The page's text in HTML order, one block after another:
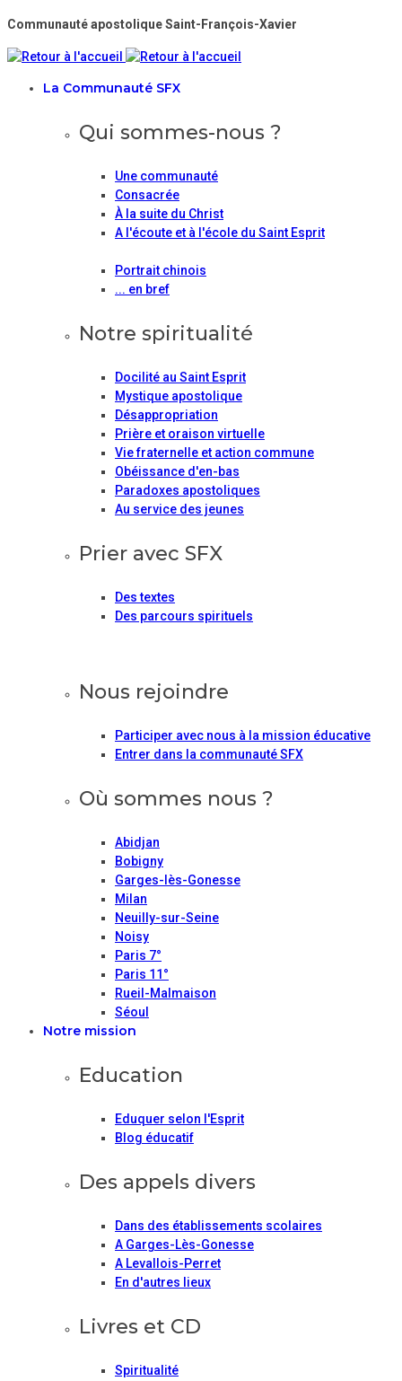
Communauté apostolique Saint-François-Xavier
La Communauté SFX
Qui sommes-nous ?
Une communauté
Consacrée
À la suite du Christ
A l'écoute et à l'école du Saint Esprit
Portrait chinois
... en bref
Notre spiritualité
Docilité au Saint Esprit
Mystique apostolique
Désappropriation
Prière et oraison virtuelle
Vie fraternelle et action commune
Obéissance d'en-bas
Paradoxes apostoliques
Au service des jeunes
Prier avec SFX
Des textes
Des parcours spirituels
Nous rejoindre
Participer avec nous à la mission éducative
Entrer dans la communauté SFX
Où sommes nous ?
Abidjan
Bobigny
Garges-lès-Gonesse
Milan
Neuilly-sur-Seine
Noisy
Paris 7°
Paris 11°
Rueil-Malmaison
Séoul
Notre mission
Education
Eduquer selon l'Esprit
Blog éducatif
Des appels divers
Dans des établissements scolaires
A Garges-Lès-Gonesse
A Levallois-Perret
En d'autres lieux
Livres et CD
Spiritualité